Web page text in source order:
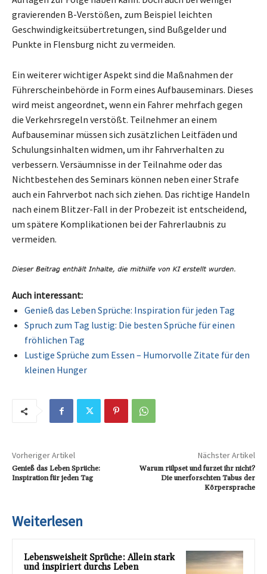
gravierenden B-Verstößen, zum Beispiel leichten
Geschwindigkeitsübertretungen, sind Bußgelder und
Punkte in Flensburg nicht zu vermeiden.
Ein weiterer wichtiger Aspekt sind die Maßnahmen der
Führerscheinbehörde in Form eines Aufbauseminars. Dieses
wird meist angeordnet, wenn ein Fahrer mehrfach gegen
die Verkehrsregeln verstößt. Teilnehmer an einem
Aufbauseminar müssen sich zusätzlichen Leitfäden und
Schulungsinhalten widmen, um ihr Fahrverhalten zu
verbessern. Versäumnisse in der Teilnahme oder das
Nichtbestehen des Seminars können neben einer Strafe
auch ein Fahrverbot nach sich ziehen. Das richtige Handeln
nach einem Blitzer-Fall in der Probezeit ist entscheidend,
um spätere Komplikationen bei der Fahrerlaubnis zu
vermeiden.
Auch interessant:
Genieß das Leben Sprüche: Inspiration für jeden Tag
Spruch zum Tag lustig: Die besten Sprüche für einen
fröhlichen Tag
Lustige Sprüche zum Essen – Humorvolle Zitate für den
kleinen Hunger
Vorheriger Artikel
Genieß das Leben Sprüche:
Inspiration für jeden Tag
Nächster Artikel
Warum rülpset und furzet ihr nicht?
Die unerforschten Tabus der
Körpersprache
Weiterlesen
Lebensweisheit Sprüche: Allein stark
und inspiriert durchs Leben